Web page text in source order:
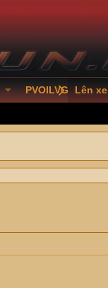
PVOILVGC2026
Lên xe